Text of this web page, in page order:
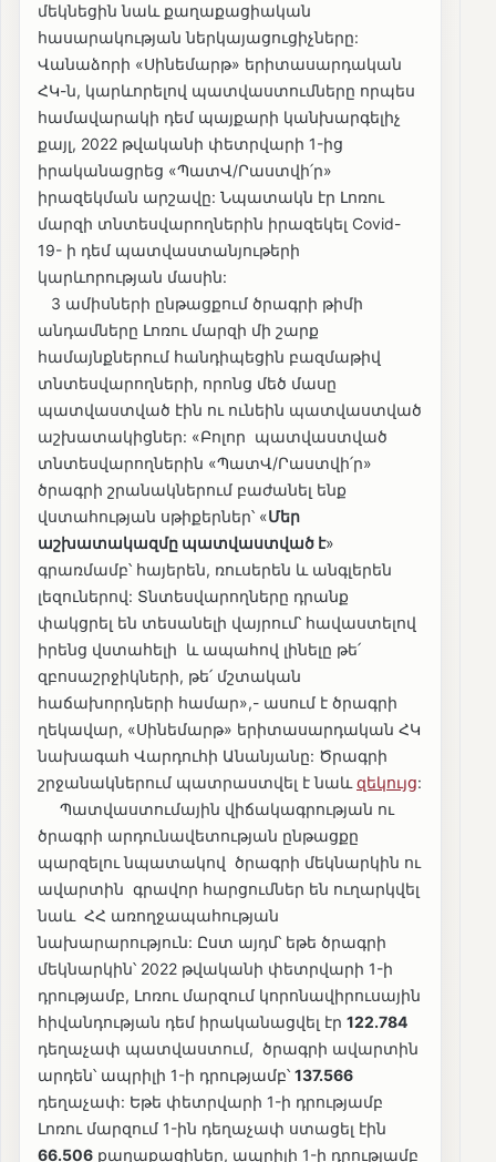
մեկնեցին նաև քաղաքացիական
հասարակության ներկայացուցիչները:
Վանաձորի «Սինեմարթ» երիտասարդական
ՀԿ-ն, կարևորելով պատվաստումները որպես
համավարակի դեմ պայքարի կանխարգելիչ
քայլ, 2022 թվականի փետրվարի 1-ից
իրականացրեց «ՊատՎ/Րաստվի՛ր»
իրազեկման արշավը: Նպատակն էր Լոռու
մարզի տնտեսվարողներին իրազեկել Covid-
19- ի դեմ պատվաստանյութերի
կարևորության մասին:
3 ամիսների ընթացքում ծրագրի թիմի
անդամները Լոռու մարզի մի շարք
համայնքներում հանդիպեցին բազմաթիվ
տնտեսվարողների, որոնց մեծ մասը
պատվաստված էին ու ունեին պատվաստված
աշխատակիցներ: «Բոլոր պատվաստված
տնտեսվարողներին «ՊատՎ/Րաստվի՛ր»
ծրագրի շրանակներում բաժանել ենք
վստահության սթիքերներ՝ «Մեր
աշխատակազմը պատվաստված է»
գրառմամբ՝ հայերեն, ռուսերեն և անգլերեն
լեզուներով: Տնտեսվարողները դրանք
փակցրել են տեսանելի վայրում՝ հավաստելով
իրենց վստահելի և ապահով լինելը թե՛
զբոսաշրջիկների, թե՛ մշտական
հաճախորդների համար»,- ասում է ծրագրի
ղեկավար, «Սինեմարթ» երիտասարդական ՀԿ
նախագահ Վարդուհի Անանյանը: Ծրագրի
շրջանակներում պատրաստվել է նաև զեկույց:
Պատվաստումային վիճակագրության ու
ծրագրի արդունավետության ընթացքը
պարզելու նպատակով ծրագրի մեկնարկին ու
ավարտին գրավոր հարցումներ են ուղարկվել
նաև ՀՀ առողջապահության
նախարարություն: Ըստ այդմ՝ եթե ծրագրի
մեկնարկին՝ 2022 թվականի փետրվարի 1-ի
դրությամբ, Լոռու մարզում կորոնավիրուսային
հիվանդության դեմ իրականացվել էր 122.784
դեղաչափ պատվաստում, ծրագրի ավարտին
արդեն՝ ապրիլի 1-ի դրությամբ՝ 137.566
դեղաչափ: Եթե փետրվարի 1-ի դրությամբ
Լոռու մարզում 1-ին դեղաչափ ստացել էին
66.506 քաղաքացիներ, ապրիլի 1-ի դրությամբ